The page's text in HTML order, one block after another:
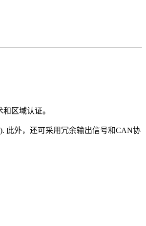
区域认证。
此外，还可采用冗余输出信号和CAN协